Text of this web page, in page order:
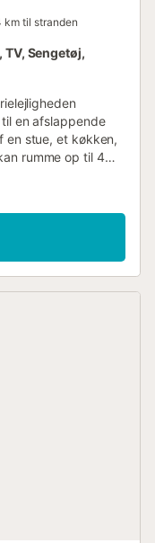
km til stranden
Sengetøj,
en afslappende
en stue, et køkken,
rumme op til 4
soveværelset),
vaskemaskine. En
er udstyret
en fælles pool